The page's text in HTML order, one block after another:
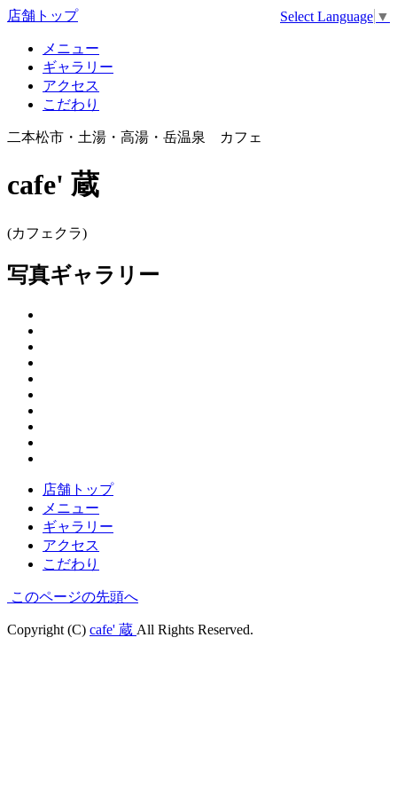
店舗トップ Select Language ▼
メニュー
ギャラリー
アクセス
こだわり
二本松市・土湯・高湯・岳温泉 カフェ
cafe' 蔵
(カフェクラ)
写真ギャラリー
店舗トップ
メニュー
ギャラリー
アクセス
こだわり
このページの先頭へ
Copyright (C) cafe' 蔵 All Rights Reserved.